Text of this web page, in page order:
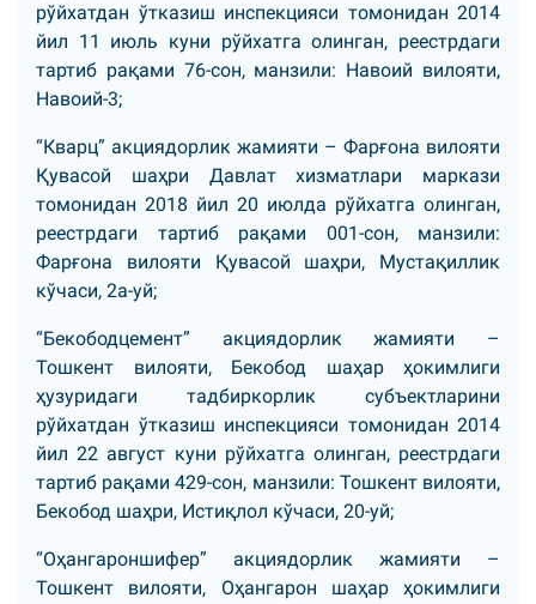
рўйхатдан ўтказиш инспекцияси томонидан 2014
йил 11 июль куни рўйхатга олинган, реестрдаги
тартиб рақами 76-сон, манзили: Навоий вилояти,
Навоий-3;
“Кварц” акциядорлик жамияти – Фарғона вилояти
Қувасой шаҳри Давлат хизматлари маркази
томонидан 2018 йил 20 июлда рўйхатга олинган,
реестрдаги тартиб рақами 001-сон, манзили:
Фарғона вилояти Қувасой шаҳри, Мустақиллик
кўчаси, 2а-уй;
“Бекободцемент” акциядорлик жамияти –
Тошкент вилояти, Бекобод шаҳар ҳокимлиги
ҳузуридаги тадбиркорлик субъектларини
рўйхатдан ўтказиш инспекцияси томонидан 2014
йил 22 август куни рўйхатга олинган, реестрдаги
тартиб рақами 429-сон, манзили: Тошкент вилояти,
Бекобод шаҳри, Истиқлол кўчаси, 20-уй;
“Оҳангароншифер” акциядорлик жамияти –
Тошкент вилояти, Оҳангарон шаҳар ҳокимлиги